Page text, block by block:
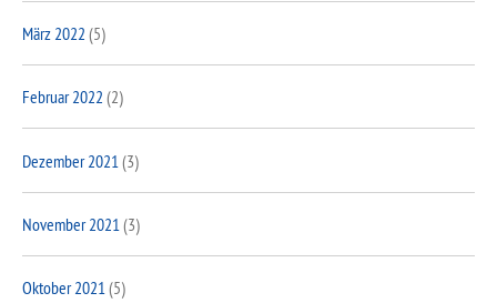
März 2022 (5)
Februar 2022 (2)
Dezember 2021 (3)
November 2021(3)
Oktober 2021(5)